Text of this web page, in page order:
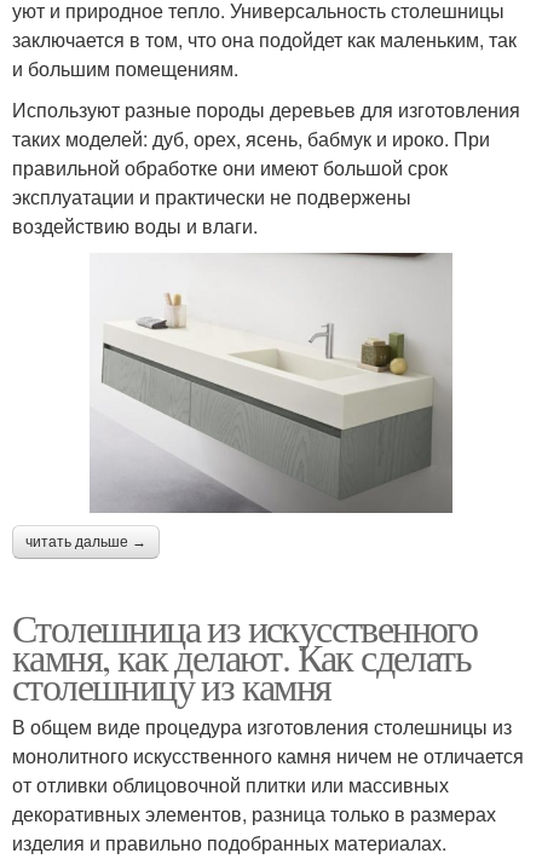
уют и природное тепло. Универсальность столешницы
заключается в том, что она подойдет как маленьким, так
и большим помещениям.
Используют разные породы деревьев для изготовления
таких моделей: дуб, орех, ясень, бабмук и ироко. При
правильной обработке они имеют большой срок
эксплуатации и практически не подвержены
воздействию воды и влаги.
читать дальше →
Столешница из искусственного
камня, как делают. Как сделать
столешницу из камня
В общем виде процедура изготовления столешницы из
монолитного искусственного камня ничем не отличается
от отливки облицовочной плитки или массивных
декоративных элементов, разница только в размерах
изделия и правильно подобранных материалах.